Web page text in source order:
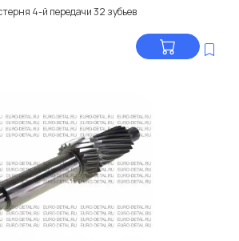
4-й передачи 32 зубьев